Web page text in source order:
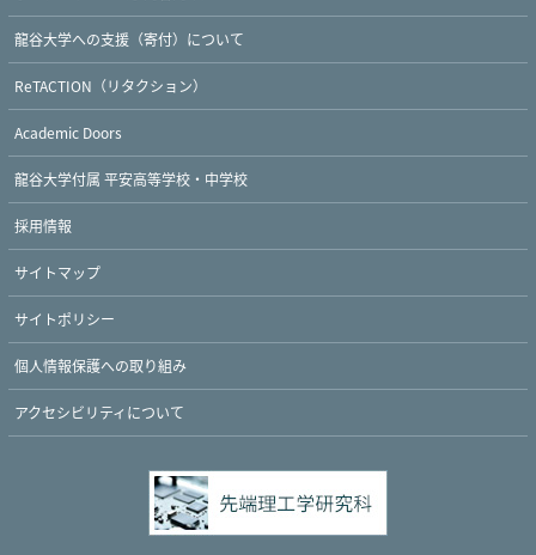
龍谷大学への支援（寄付）について
ReTACTION（リタクション）
Academic Doors
龍谷大学付属 平安高等学校・中学校
採用情報
サイトマップ
サイトポリシー
個人情報保護への取り組み
アクセシビリティについて